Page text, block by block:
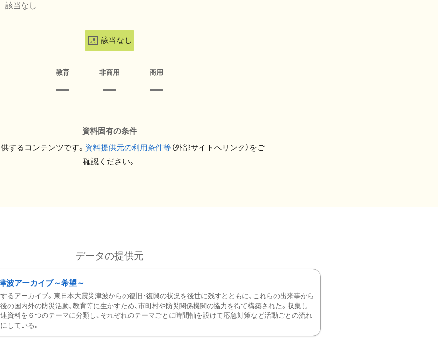
該当なし
該当なし
教育 非商用 商用
資料固有の条件
するコンテンツです。 資料提供元の利用条件等（外部サイトへリンク）をご
確認ください。
データの提供元
波アーカイブ～希望～
るアーカイブ。東日本大震災津波からの復旧・復興の状況を後世に残すとともに、これらの出来事から
の国内外の防災活動、教育等に生かすため、市町村や防災関係機関の協力を得て構築された。収集し
資料を６つのテーマに分類し、それぞれのテーマごとに時間軸を設けて応急対策など活動ごとの流れ
している。